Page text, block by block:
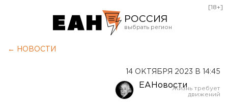
РОССИЯ
Оренбург
[18+]
← НОВОСТИ
14 ОКТЯБРЯ 2023 В 14:45
ЕАНовости